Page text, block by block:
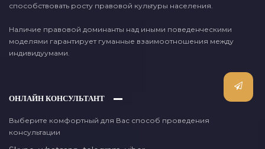
способствовать росту правовой культуры населения.
Наличие правовой доминанты над иными поведенческими
моделями гарантирует гуманные взаимоотношения между
индивидуумами.
ОНЛАЙН КОНСУЛЬТАНТ
Выберите комфортный для Вас способ проведения
консультации